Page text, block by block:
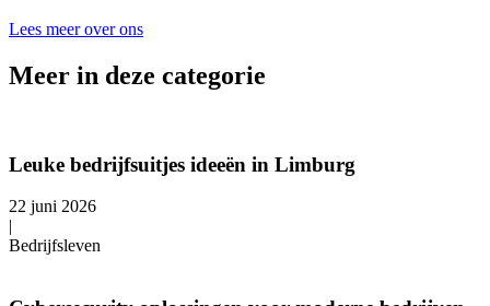
Lees meer over ons
Meer in deze categorie
Leuke bedrijfsuitjes ideeën in Limburg
22 juni 2026
|
Bedrijfsleven